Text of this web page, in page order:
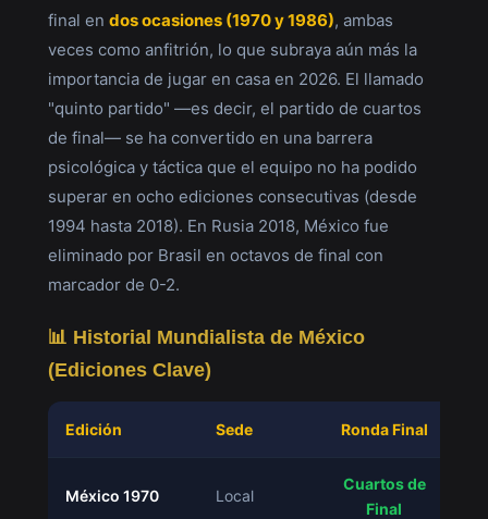
final en dos ocasiones (1970 y 1986), ambas
veces como anfitrión, lo que subraya aún más la
importancia de jugar en casa en 2026. El llamado
"quinto partido" —es decir, el partido de cuartos
de final— se ha convertido en una barrera
psicológica y táctica que el equipo no ha podido
superar en ocho ediciones consecutivas (desde
1994 hasta 2018). En Rusia 2018, México fue
eliminado por Brasil en octavos de final con
marcador de 0-2.
📊 Historial Mundialista de México
(Ediciones Clave)
Edición Sede Ronda Final
México 1970 Local
Cuartos de
Final